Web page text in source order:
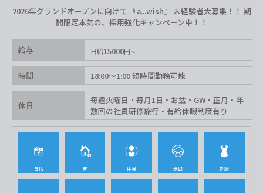
2026年グランドオープンに向けて 『a...wish』 未経験者大募集！！ 期
間限定本気の、採用強化キャンペーン中！！
給与 日給15000円
時間 18:00〜1:00 短時間勤務可能
休日
毎週火曜日・毎月1日・お盆・GW・正月・年
数回の社員研修旅行・有給休暇制度有り
日払 寮 体験 送迎 制服